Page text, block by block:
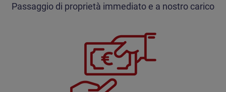
Passaggio di proprietà immediato e a nostro carico